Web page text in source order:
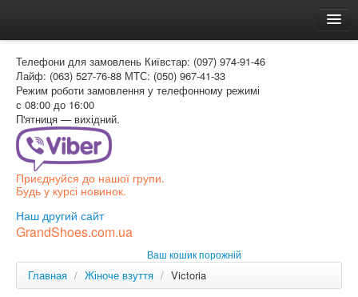
Доставка и оплата
Как заказать
Контакти
Таблиця розмірів
Вхід для покупця
РОС
Телефони для замовлень Київстар: (097) 974-91-46
Лайф: (063) 527-76-88 МТС: (050) 967-41-33
Режим роботи замовлення у телефонному режимі
с 08:00 до 16:00
П'ятниця — вихідний.
Приєднуйся до нашої групи.
Будь у курсі новинок.
Наш другий сайт
GrandShoes.com.ua
Ваш кошик порожній
Главная / Жіноче взуття / Victoria